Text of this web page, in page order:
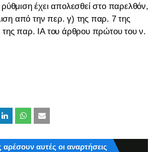
ρύθμιση έχει απολεσθεί στο παρελθόν,
από την περ. γ) της παρ. 7 της
παρ. ΙΑ του άρθρου πρώτου του ν.
αυτές οι αναρτήσεις